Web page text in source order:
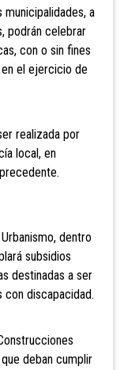
a
podrán celebrar
con o sin fines
el ejercicio de
realizada por
local, en
dentro
subsidios
destinadas a ser
con discapacidad.
deban cumplir